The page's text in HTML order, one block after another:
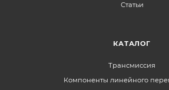
Статьи
КАТАЛОГ
Трансмиссия
Компоненты линейного